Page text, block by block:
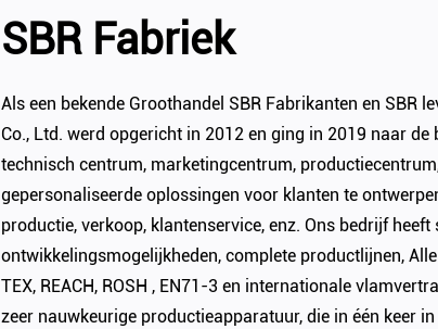
SBR Fabriek
Als een bekende Groothandel SBR Fabrikanten en SBR
Co., Ltd. werd opgericht in 2012 en ging in 2019 naar
technisch centrum, marketingcentrum,
gepersonaliseerde oplossingen voor klanten te
productie, verkoop, klantenservice, enz. Ons bedrijf
ontwikkelingsmogelijkheden, complete productlijnen,
TEX, REACH, ROSH , EN71-3 en internationale
zeer nauwkeurige productieapparatuur, die in één keer